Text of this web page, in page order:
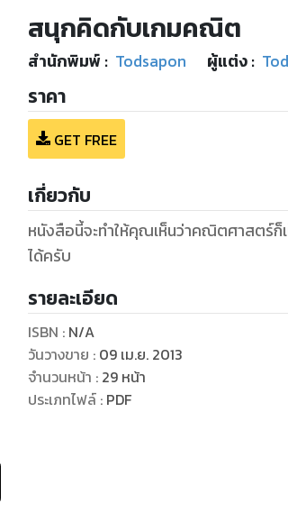
สนุกคิดกับเกมคณิต
สำนักพิมพ์ : Todsapon ผู้แต่ง :
ราคา
GET FREE
เกี่ยวกับ
หนังสือนี้จะทำให้คุณเห็นว่าคณิตศาสตร์ก็เ
ได้ครับ
รายละเอียด
ISBN : N/A
วันวางขาย : 09 เม.ย. 2013
จำนวนหน้า : 29 หน้า
ประเภทไฟล์: PDF